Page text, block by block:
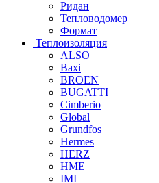
Ридан
Тепловодомер
Формат
Теплоизоляция
ALSO
Baxi
BROEN
BUGATTI
Cimberio
Global
Grundfos
Hermes
HERZ
HME
IMI